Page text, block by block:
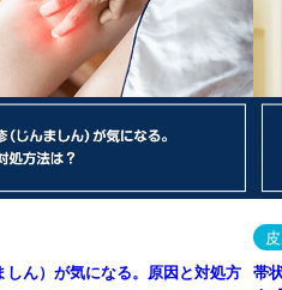
ん）が気になる。原因と対処方 帯